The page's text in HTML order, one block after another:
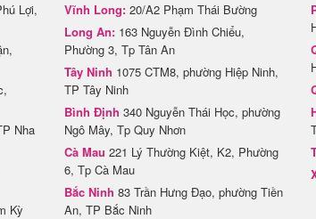
Lợi,
Nha
Kỳ
Vĩnh Long: 20/A2 Phạm Thái Bường
Long An: 163 Nguyễn Đình Chiểu,
Phường 3, Tp Tân An
Tây Ninh 1075 CTM8, phường Hiệp Ninh,
TP Tây Ninh
Bình Định 340 Nguyễn Thái Học, phường
Ngô Mây, Tp Quy Nhơn
Cà Mau 221 Lý Thường Kiệt, K2, Phường
6, Tp Cà Mau
Bắc Ninh 83 Trần Hưng Đạo, phường Tiền
An, TP Bắc Ninh